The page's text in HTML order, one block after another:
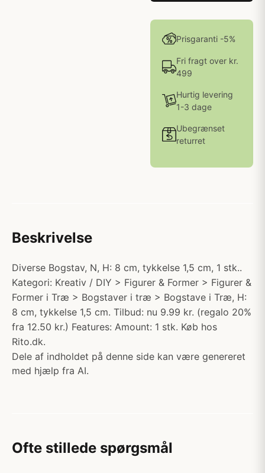
Prisgaranti -5%
Fri fragt over kr.
499
Hurtig levering
1-3 dage
Ubegrænset
returret
Beskrivelse
Diverse Bogstav, N, H: 8 cm, tykkelse 1,5 cm, 1 stk..
Kategori: Kreativ / DIY > Figurer & Former > Figurer &
Former i Træ > Bogstaver i træ > Bogstave i Træ, H:
8 cm, tykkelse 1,5 cm. Tilbud: nu 9.99 kr. (regalo 20%
fra 12.50 kr.) Features: Amount: 1 stk. Køb hos
Rito.dk.
Dele af indholdet på denne side kan være genereret
med hjælp fra AI.
Ofte stillede spørgsmål